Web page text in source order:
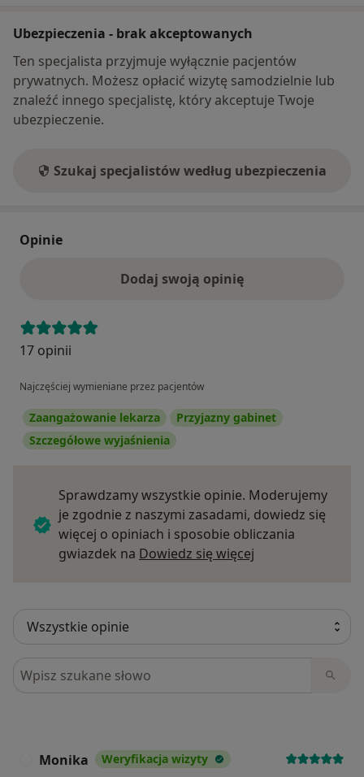
Ubezpieczenia - brak akceptowanych
Ten specjalista przyjmuje wyłącznie pacjentów
prywatnych. Możesz opłacić wizytę samodzielnie lub
znaleźć innego specjalistę, który akceptuje Twoje
ubezpieczenie.
Szukaj specjalistów według ubezpieczenia
Opinie
Dodaj swoją opinię
17 opinii
Najczęściej wymieniane przez pacjentów
Zaangażowanie lekarza
Przyjazny gabinet
Szczegółowe wyjaśnienia
Sprawdzamy wszystkie opinie. Moderujemy
je zgodnie z naszymi zasadami, dowiedz się
więcej o opiniach i sposobie obliczania
gwiazdek na Dowiedz się więcej
Szukaj w opiniach
Monika Weryfikacja wizyty